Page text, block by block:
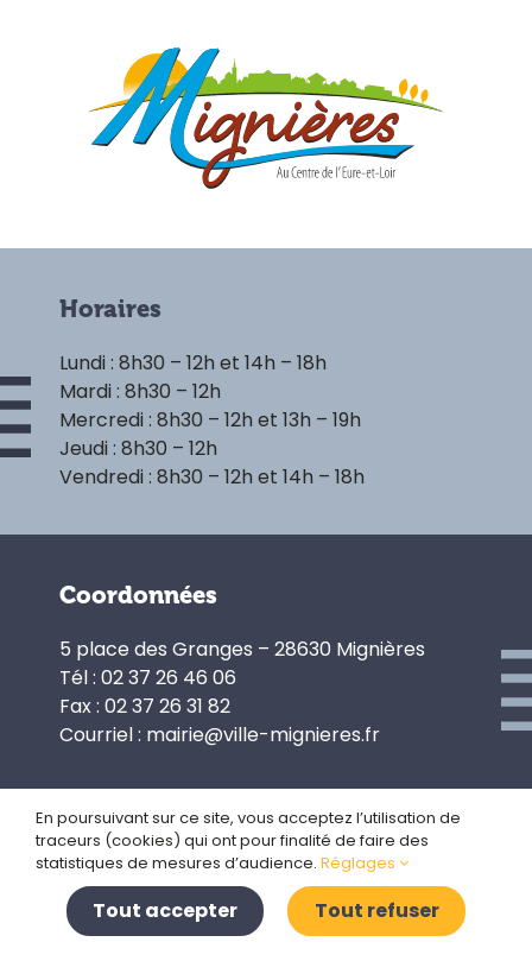
Horaires
Lundi : 8h30 – 12h et 14h – 18h
Mardi : 8h30 – 12h
Mercredi : 8h30 – 12h et 13h – 19h
Jeudi : 8h30 – 12h
Vendredi : 8h30 – 12h et 14h – 18h
Coordonnées
5 place des Granges – 28630 Mignières
Tél : 02 37 26 46 06
Fax : 02 37 26 31 82
Courriel : mairie@ville-mignieres.fr
Politique de confidentialité
Gestion des cookies
Plan du site
Mentions légales
En poursuivant sur ce site, vous acceptez l’utilisation de
traceurs (cookies) qui ont pour finalité de faire des
statistiques de mesures d’audience. Réglages
Tout accepter Tout refuser